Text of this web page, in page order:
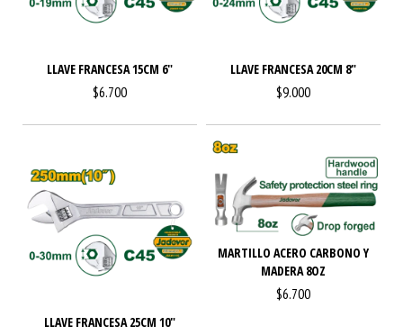
LLAVE FRANCESA 15CM 6"
$6.700
LLAVE FRANCESA 20CM 8"
$9.000
LLAVE FRANCESA 25CM 10"
MARTILLO ACERO CARBONO Y
MADERA 8OZ
$6.700